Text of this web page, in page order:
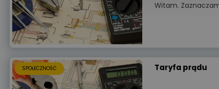
Witam.
SPOŁECZNOŚĆ Taryfa prądu